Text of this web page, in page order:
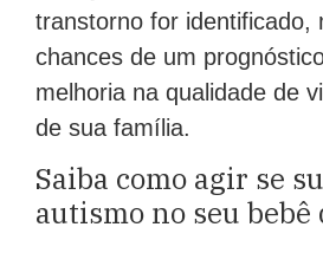
transtorno for identificado,
chances de um
melhoria na qualidade de
de sua família.
Saiba como agir se
autismo no seu bebê